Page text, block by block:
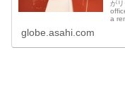
が
a
globe.asahi.com